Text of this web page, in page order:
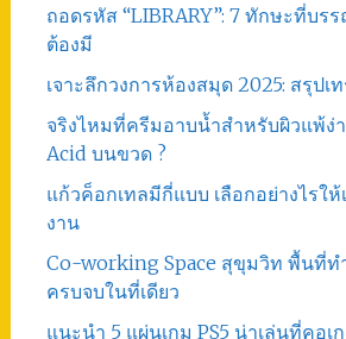
ถอดรหัส “LIBRARY”: 7 ทักษะที่บร
ต้องมี
เจาะลึกวงการห้องสมุด 2025: สรุปเ
จริงไหมที่ครีมอาบน้ำสำหรับผิวแพ้ง่
Acid บนขวด ?
แก้วค็อกเทลมีกี่แบบ เลือกอย่างไรใ
งาน
Co-working Space สุขุมวิท พื้นที่ท
ครบจบในที่เดียว